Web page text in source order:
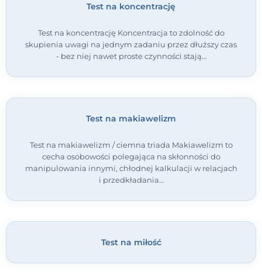
Test na koncentrację
Test na koncentrację Koncentracja to zdolność do
skupienia uwagi na jednym zadaniu przez dłuższy czas
- bez niej nawet proste czynności stają…
Test na makiawelizm
Test na makiawelizm / ciemna triada Makiawelizm to
cecha osobowości polegająca na skłonności do
manipulowania innymi, chłodnej kalkulacji w relacjach
i przedkładania…
Test na miłość